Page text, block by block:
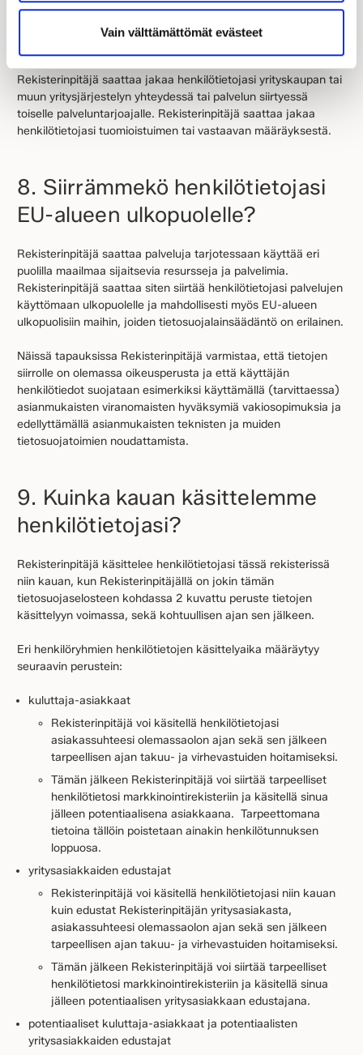
Vain välttämättömät evästeet
osallistuvien henkilötietoja harkintansa mukaan muille kyseisen
tapahtuman osallistujille, mikäli se on tapahtuman luonteen
Rekisterinpitäjä saattaa jakaa henkilötietojasi yrityskaupan tai
muun yritysjärjestelyn yhteydessä tai palvelun siirtyessä
toiselle palveluntarjoajalle. Rekisterinpitäjä saattaa jakaa
henkilötietojasi tuomioistuimen tai vastaavan määräyksestä.
8. Siirrämmekö henkilötietojasi
EU-alueen ulkopuolelle?
Rekisterinpitäjä saattaa palveluja tarjotessaan käyttää eri
puolilla maailmaa sijaitsevia resursseja ja palvelimia.
Rekisterinpitäjä saattaa siten siirtää henkilötietojasi palvelujen
käyttömaan ulkopuolelle ja mahdollisesti myös EU-alueen
ulkopuolisiin maihin, joiden tietosuojalainsäädäntö on erilainen.
Näissä tapauksissa Rekisterinpitäjä varmistaa, että tietojen
siirrolle on olemassa oikeusperusta ja että käyttäjän
henkilötiedot suojataan esimerkiksi käyttämällä (tarvittaessa)
asianmukaisten viranomaisten hyväksymiä vakiosopimuksia ja
edellyttämällä asianmukaisten teknisten ja muiden
tietosuojatoimien noudattamista.
9. Kuinka kauan käsittelemme
henkilötietojasi?
Rekisterinpitäjä käsittelee henkilötietojasi tässä rekisterissä
niin kauan, kun Rekisterinpitäjällä on jokin tämän
tietosuojaselosteen kohdassa 2 kuvattu peruste tietojen
käsittelyyn voimassa, sekä kohtuullisen ajan sen jälkeen.
Eri henkilöryhmien henkilötietojen käsittelyaika määräytyy
seuraavin perustein:
kuluttaja-asiakkaat
Rekisterinpitäjä voi käsitellä henkilötietojasi
asiakassuhteesi olemassaolon ajan sekä sen jälkeen
tarpeellisen ajan takuu- ja virhevastuiden hoitamiseksi.
Tämän jälkeen Rekisterinpitäjä voi siirtää tarpeelliset
henkilötietosi markkinointirekisteriin ja käsitellä sinua
jälleen potentiaalisena asiakkaana. Tarpeettomana
tietoina tällöin poistetaan ainakin henkilötunnuksen
loppuosa.
yritysasiakkaiden edustajat
Rekisterinpitäjä voi käsitellä henkilötietojasi niin kauan
kuin edustat Rekisterinpitäjän yritysasiakasta,
asiakassuhteesi olemassaolon ajan sekä sen jälkeen
tarpeellisen ajan takuu- ja virhevastuiden hoitamiseksi.
Tämän jälkeen Rekisterinpitäjä voi siirtää tarpeelliset
henkilötietosi markkinointirekisteriin ja käsitellä sinua
jälleen potentiaalisen yritysasiakkaan edustajana.
potentiaaliset kuluttaja-asiakkaat ja potentiaalisten
yritysasiakkaiden edustajat